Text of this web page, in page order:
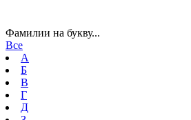
Фамилии на букву...
Все
А
Б
В
Г
Д